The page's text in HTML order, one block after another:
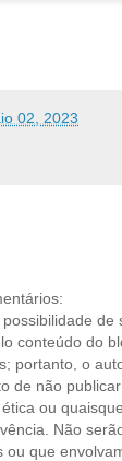
02, 2023
de
conteúdo do
portanto, o
de não publicar
ou
Não
ou que